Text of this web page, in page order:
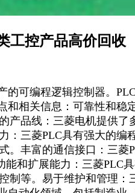
工控产品高价回收
的可编程逻辑控制器。
和相关信息：可靠性和
产品线：三菱电机提供
：三菱PLC具有强大的
。丰富的通信接口：三
能和扩展能力：三菱
制等。易于维护和管理